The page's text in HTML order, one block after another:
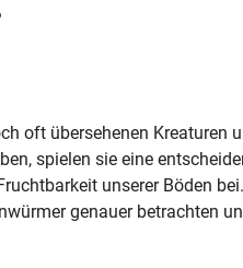
oft übersehenen Kreaturen
spielen sie eine
unserer Böden
genauer betrachten